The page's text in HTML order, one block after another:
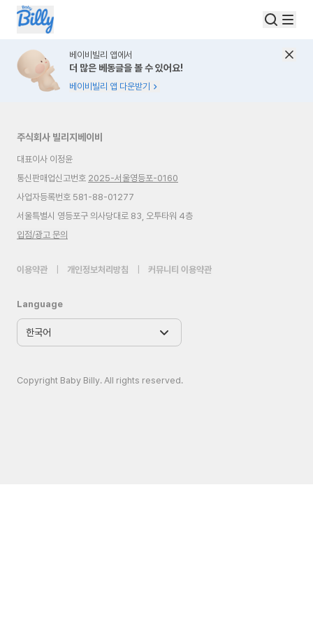
베이비빌리 앱에서
더 많은 베동글을 볼 수 있어요!
베이비빌리 앱 다운받기
주식회사 빌리지베이비
대표이사 이정윤
통신판매업신고번호 2025-서울영등포-0160
사업자등록번호 581-88-01277
서울특별시 영등포구 의사당대로 83, 오투타워 4층
입점/광고 문의
이용약관 개인정보처리방침 커뮤니티 이용약관
Language
Copyright Baby Billy. All rights reserved.